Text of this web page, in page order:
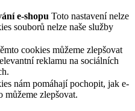
e-shopu Toto nastavení nelze
souborů nelze naše služby
cookies můžeme zlepšovat
reklamu na sociálních
nám pomáhají pochopit, jak e-
můžeme zlepšovat.